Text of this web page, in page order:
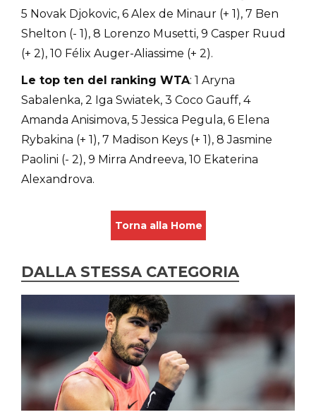
5 Novak Djokovic, 6 Alex de Minaur (+ 1), 7 Ben
Shelton (- 1), 8 Lorenzo Musetti, 9 Casper Ruud
(+ 2), 10 Félix Auger-Aliassime (+ 2).
Le top ten del ranking WTA: 1 Aryna
Sabalenka, 2 Iga Swiatek, 3 Coco Gauff, 4
Amanda Anisimova, 5 Jessica Pegula, 6 Elena
Rybakina (+ 1), 7 Madison Keys (+ 1), 8 Jasmine
Paolini (- 2), 9 Mirra Andreeva, 10 Ekaterina
Alexandrova.
Torna alla Home
DALLA STESSA CATEGORIA